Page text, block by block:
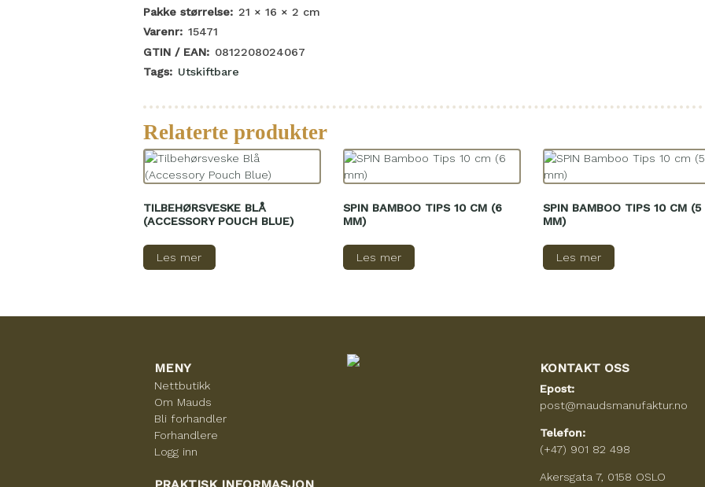
Pakke størrelse: 21 × 16 × 2 cm
Varenr: 15471
GTIN / EAN: 0812208024067
Tags: Utskiftbare
Relaterte produkter
TILBEHØRSVESKE BLÅ
(ACCESSORY POUCH BLUE)
Les mer
SPIN BAMBOO TIPS 10 CM (6
MM)
Les mer
SPIN BAMBOO TIPS 10 CM (5
MM)
Les mer
MENY
Nettbutikk
Om Mauds
Bli forhandler
Forhandlere
Logg inn
KONTAKT OSS
Epost:
post@maudsmanufaktur.no
Telefon:
(+47) 901 82 498
Akersgata 7, 0158 OSLO